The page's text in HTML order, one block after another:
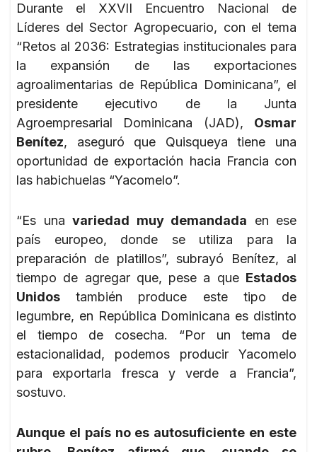
Durante el XXVII Encuentro Nacional de
Líderes del Sector Agropecuario, con el tema
“Retos al 2036: Estrategias institucionales para
la expansión de las exportaciones
agroalimentarias de República Dominicana”, el
presidente ejecutivo de la Junta
Agroempresarial Dominicana (JAD), Osmar
Benítez, aseguró que Quisqueya tiene una
oportunidad de exportación hacia Francia con
las habichuelas “Yacomelo”.
“Es una variedad muy demandada en ese
país europeo, donde se utiliza para la
preparación de platillos”, subrayó Benítez, al
tiempo de agregar que, pese a que Estados
Unidos también produce este tipo de
legumbre, en República Dominicana es distinto
el tiempo de cosecha. “Por un tema de
estacionalidad, podemos producir Yacomelo
para exportarla fresca y verde a Francia”,
sostuvo.
Aunque el país no es autosuficiente en este